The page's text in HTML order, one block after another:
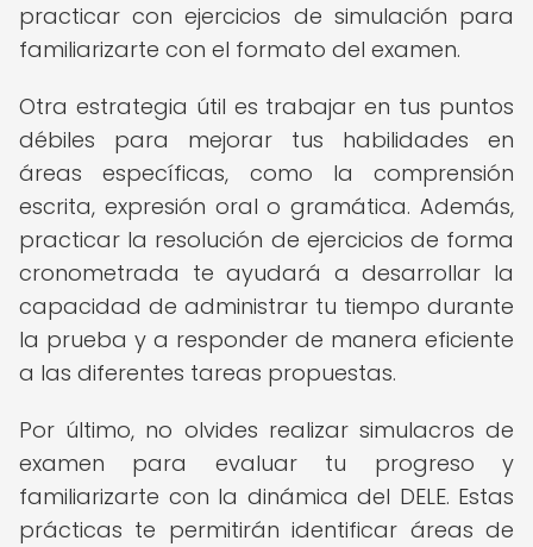
practicar con ejercicios de simulación para
familiarizarte con el formato del examen.
Otra estrategia útil es trabajar en tus puntos
débiles para mejorar tus habilidades en
áreas específicas, como la comprensión
escrita, expresión oral o gramática. Además,
practicar la resolución de ejercicios de forma
cronometrada te ayudará a desarrollar la
capacidad de administrar tu tiempo durante
la prueba y a responder de manera eficiente
a las diferentes tareas propuestas.
Por último, no olvides realizar simulacros de
examen para evaluar tu progreso y
familiarizarte con la dinámica del DELE. Estas
prácticas te permitirán identificar áreas de